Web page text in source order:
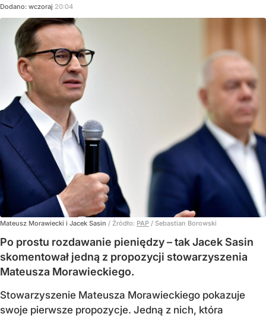
Dodano: wczoraj 20:04
Mateusz Morawiecki i Jacek Sasin / Źródło: PAP / Sebastian Borowski
Po prostu rozdawanie pieniędzy – tak Jacek Sasin
skomentował jedną z propozycji stowarzyszenia
Mateusza Morawieckiego.
Stowarzyszenie Mateusza Morawieckiego pokazuje
swoje pierwsze propozycje. Jedną z nich, która